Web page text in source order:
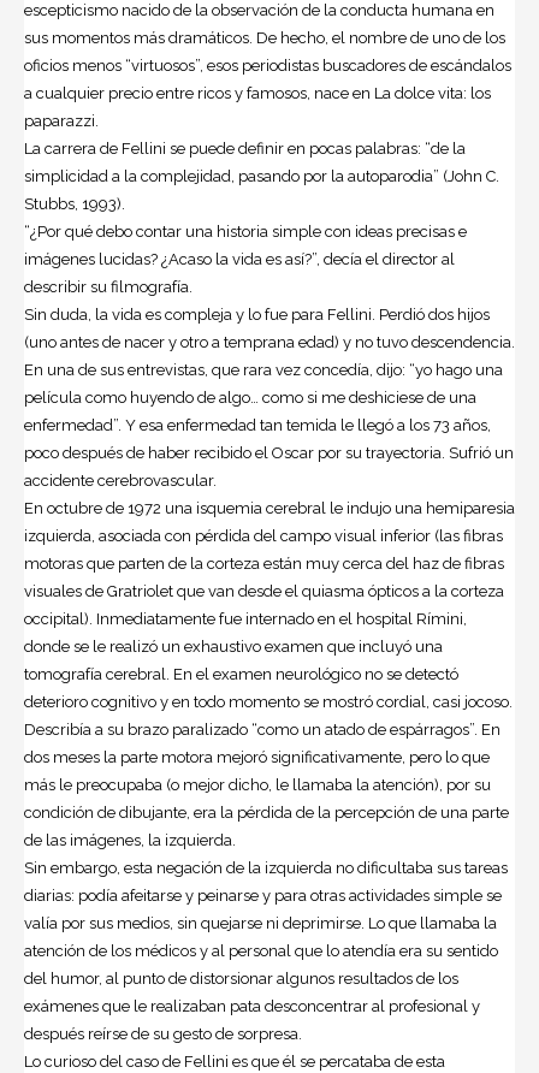
escepticismo nacido de la observación de la conducta humana en
sus momentos más dramáticos. De hecho, el nombre de uno de los
oficios menos “virtuosos”, esos periodistas buscadores de escándalos
a cualquier precio entre ricos y famosos, nace en La dolce vita: los
paparazzi.
La carrera de Fellini se puede definir en pocas palabras: “de la
simplicidad a la complejidad, pasando por la autoparodia” (John C.
Stubbs, 1993).
“¿Por qué debo contar una historia simple con ideas precisas e
imágenes lucidas? ¿Acaso la vida es así?”, decía el director al
describir su filmografía.
Sin duda, la vida es compleja y lo fue para Fellini. Perdió dos hijos
(uno antes de nacer y otro a temprana edad) y no tuvo descendencia.
En una de sus entrevistas, que rara vez concedía, dijo: “yo hago una
película como huyendo de algo… como si me deshiciese de una
enfermedad”. Y esa enfermedad tan temida le llegó a los 73 años,
poco después de haber recibido el Oscar por su trayectoria. Sufrió un
accidente cerebrovascular.
En octubre de 1972 una isquemia cerebral le indujo una hemiparesia
izquierda, asociada con pérdida del campo visual inferior (las fibras
motoras que parten de la corteza están muy cerca del haz de fibras
visuales de Gratriolet que van desde el quiasma ópticos a la corteza
occipital). Inmediatamente fue internado en el hospital Rímini,
donde se le realizó un exhaustivo examen que incluyó una
tomografía cerebral. En el examen neurológico no se detectó
deterioro cognitivo y en todo momento se mostró cordial, casi jocoso.
Describía a su brazo paralizado “como un atado de espárragos”. En
dos meses la parte motora mejoró significativamente, pero lo que
más le preocupaba (o mejor dicho, le llamaba la atención), por su
condición de dibujante, era la pérdida de la percepción de una parte
de las imágenes, la izquierda.
Sin embargo, esta negación de la izquierda no dificultaba sus tareas
diarias: podía afeitarse y peinarse y para otras actividades simple se
valía por sus medios, sin quejarse ni deprimirse. Lo que llamaba la
atención de los médicos y al personal que lo atendía era su sentido
del humor, al punto de distorsionar algunos resultados de los
exámenes que le realizaban pata desconcentrar al profesional y
después reírse de su gesto de sorpresa.
Lo curioso del caso de Fellini es que él se percataba de esta